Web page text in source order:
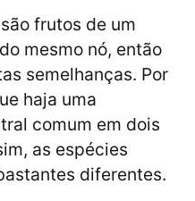
frutos de um
mesmo nó, então
semelhanças. Por
haja uma
comum em dois
as espécies
diferentes.